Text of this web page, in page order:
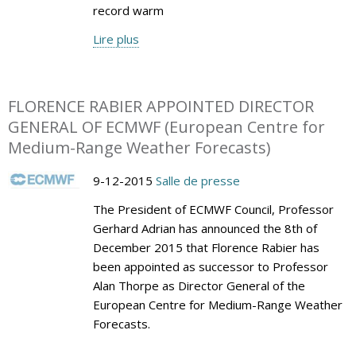
record warm
Lire plus
FLORENCE RABIER APPOINTED DIRECTOR
GENERAL OF ECMWF (European Centre for
Medium-Range Weather Forecasts)
9-12-2015 Salle de presse
The President of ECMWF Council, Professor
Gerhard Adrian has announced the 8th of
December 2015 that Florence Rabier has
been appointed as successor to Professor
Alan Thorpe as Director General of the
European Centre for Medium-Range Weather
Forecasts.